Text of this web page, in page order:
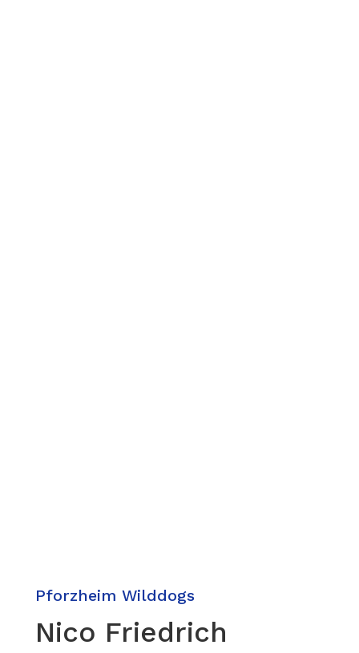
Pforzheim Wilddogs
Nico Friedrich